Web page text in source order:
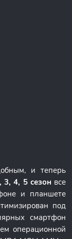
и теперь
3, 4, 5 сезон все
и планшете
под
смартфон
операционной